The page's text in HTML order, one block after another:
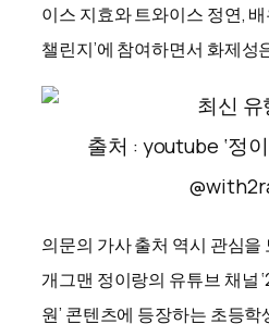
이스 지효와 트와이스 정연,
챌린지’에 참여하면서 화제성
출처 : youtube ‘정
의문의 가사 출처 역시 관심을
개그맨 정이랑의 유튜브 채널
원’ 콘텐츠에 등장하는 초등학